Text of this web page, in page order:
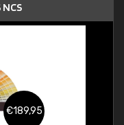
€189,95